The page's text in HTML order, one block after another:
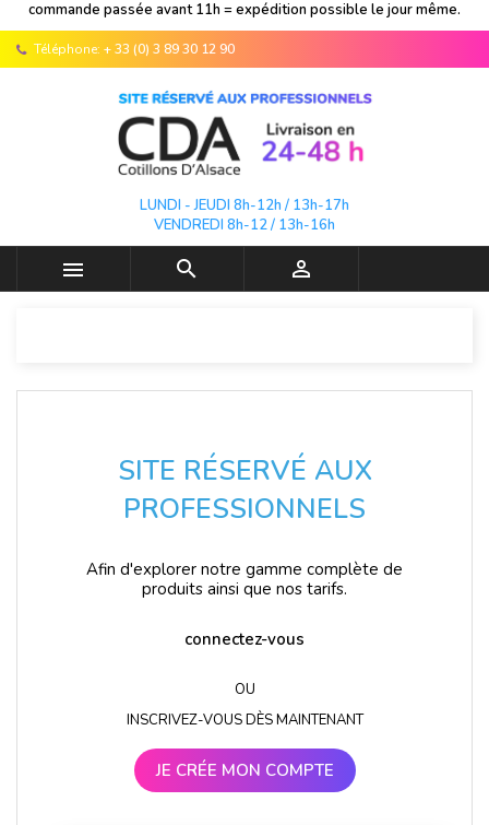
commande passée avant 11h = expédition possible le jour même.
Téléphone: + 33 (0) 3 89 30 12 90
LUNDI - JEUDI 8h-12h / 13h-17h
VENDREDI 8h-12 / 13h-16h
  
SITE RÉSERVÉ AUX
PROFESSIONNELS
Afin d'explorer notre gamme complète de
produits ainsi que nos tarifs.
connectez-vous
OU
INSCRIVEZ-VOUS DÈS MAINTENANT
JE CRÉE MON COMPTE